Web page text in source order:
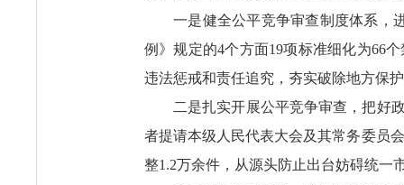
一是健全公平竞争审查制度体系，
例》规定的4个方面19项标准细化为66
违法惩戒和责任追究，夯实破除地方保
二是扎实开展公平竞争审查，把好
者提请本级人民代表大会及其常务委员
整1.2万余件，从源头防止出台妨碍统一